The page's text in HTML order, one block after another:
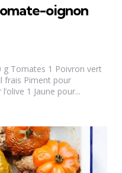
oignon
g Tomates 1 Poivron vert
frais Piment pour
1 Jaune pour...